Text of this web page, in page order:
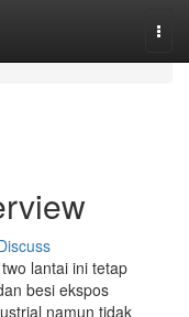
lantai ini tetap
besi ekspos
namun tidak